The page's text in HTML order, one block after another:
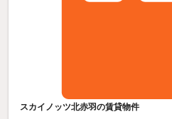
スカイノッツ北赤羽の賃貸物件